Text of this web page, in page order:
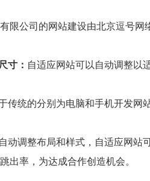
限公司的网站建设由北京逗号
寸： 自适应网站可以自动调整以
传统的分别为电脑和手机开发网
动调整布局和样式，自适应网站
出率，为达成合作创造机会。